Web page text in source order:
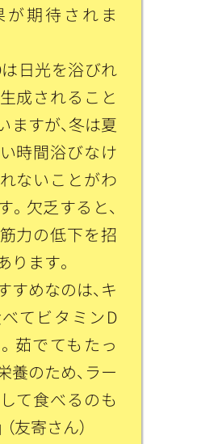
が期待されま
は日光を浴びれ
成されること
ますが、冬は夏
時間浴びなけ
ないことがわ
。欠乏すると、
力の低下を招
ります。
めなのは、キ
てビタミンD
茹でてもたっ
養のため、ラー
て食べるのも
友寄さん）